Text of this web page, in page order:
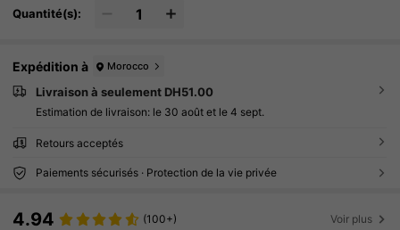
Quantité(s):
Expédition à Morocco
Livraison à seulement DH51.00
Estimation de livraison: le 30 août et le 4 sept.
Retours acceptés
Paiements sécurisés · Protection de la vie privée
4.94 (100+) Voir plus